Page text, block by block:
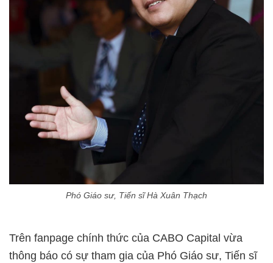
Phó Giáo sư, Tiến sĩ Hà Xuân Thạch
Trên fanpage chính thức của CABO Capital vừa
thông báo có sự tham gia của Phó Giáo sư, Tiến sĩ